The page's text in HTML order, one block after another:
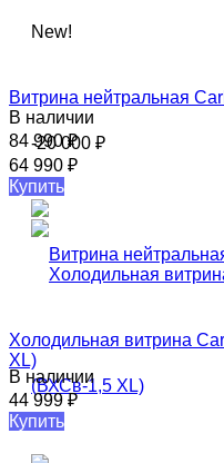
New!
-20 000 ₽
Витрина нейтральная
В наличии
84 990₽
64 990 ₽
Купить
Холодильная витрина
XL)
В наличии
44 999₽
Купить